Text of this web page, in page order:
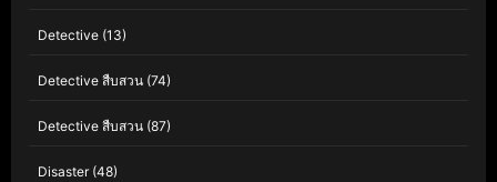
Detective (13)
Detective สืบสวน (74)
Detective สืบสวน (87)
Disaster(48)